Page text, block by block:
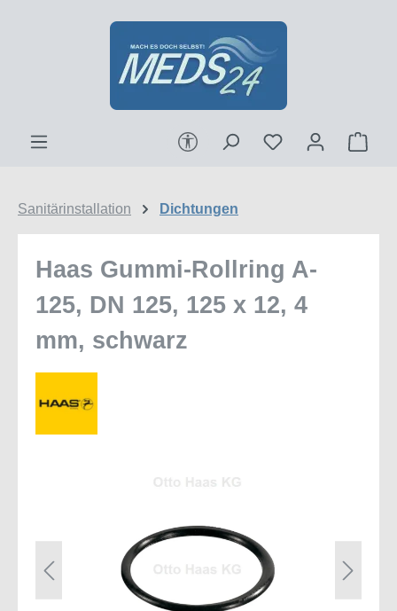
Zum Hauptinhalt springen
Werkzeugleiste anzeigen
Sanitärinstallation Dichtungen
Haas Gummi-Rollring A-
125, DN 125, 125 x 12, 4
mm, schwarz
Bildergalerie überspringen